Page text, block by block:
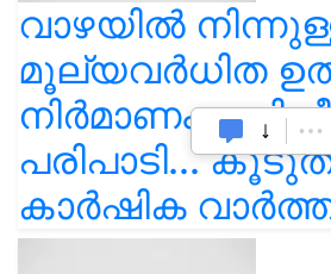
വാഴയിൽ
മൂല്യവർധിത
നിർമാണം:
പരിപാടി...
കാർഷിക